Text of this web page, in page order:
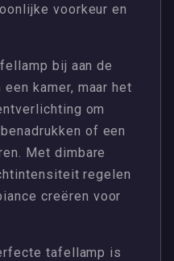
voorkeur en
bij aan de
kamer, maar het
om
of een
Met dimbare
regelen
creëren voor
tafellamp is